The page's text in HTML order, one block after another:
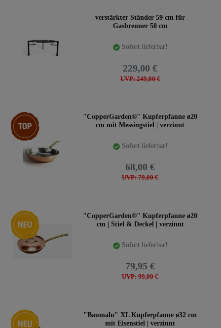
verstärkter Ständer 59 cm für
Gasbrenner 50 cm
Sofort lieferbar!
UVP: 249,00 €
229,00 €
Top-Artikel
"CopperGarden®" Kupferpfanne ø20
cm mit Messingstiel | verzinnt
Sofort lieferbar!
UVP: 79,00 €
68,00 €
Neuheit
"CopperGarden®" Kupferpfanne ø20
cm | Stiel & Deckel | verzinnt
Sofort lieferbar!
UVP: 99,00 €
79,95 €
Neuheit
"Baumalu" XL Kupferpfanne ø32 cm
mit Eisenstiel | verzinnt